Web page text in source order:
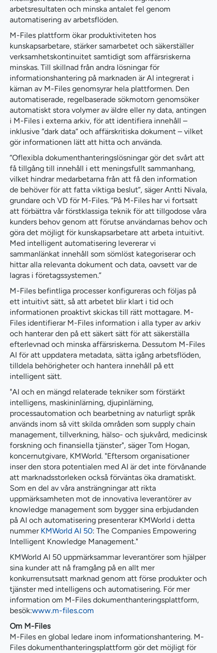
arbetsresultaten och minska antalet fel genom
automatisering av arbetsflöden.
M-Files plattform ökar produktiviteten hos
kunskapsarbetare, stärker samarbetet och säkerställer
verksamhetskontinuitet samtidigt som affärsriskerna
minskas. Till skillnad från andra lösningar för
informationshantering på marknaden är AI integrerat i
kärnan av M-Files genomsyrar hela plattformen. Den
automatiserade, regelbaserade sökmotorn genomsöker
automatiskt stora volymer av äldre eller ny data, antingen
i M-Files i externa arkiv, för att identifiera innehåll –
inklusive ”dark data” och affärskritiska dokument – vilket
gör informationen lätt att hitta och använda.
”Oflexibla dokumenthanteringslösningar gör det svårt att
få tillgång till innehåll i ett meningsfullt sammanhang,
vilket hindrar medarbetarna från att få den information
de behöver för att fatta viktiga beslut”, säger Antti Nivala,
grundare och VD för M-Files. ”På M-Files har vi fortsatt
att förbättra vår förstklassiga teknik för att tillgodose våra
kunders behov genom att förutse användarnas behov och
göra det möjligt för kunskapsarbetare att arbeta intuitivt.
Med intelligent automatisering levererar vi
sammanlänkat innehåll som sömlöst kategoriserar och
hittar alla relevanta dokument och data, oavsett var de
lagras i företagssystemen.”
M-Files befintliga processer konfigureras och följas på
ett intuitivt sätt, så att arbetet blir klart i tid och
informationen proaktivt skickas till rätt mottagare. M-
Files identifierar M-Files information i alla typer av arkiv
och hanterar den på ett säkert sätt för att säkerställa
efterlevnad och minska affärsriskerna. Dessutom M-Files
AI för att uppdatera metadata, sätta igång arbetsflöden,
tilldela behörigheter och hantera innehåll på ett
intelligent sätt.
"AI och en mängd relaterade tekniker som förstärkt
intelligens, maskininlärning, djupinlärning,
processautomation och bearbetning av naturligt språk
används inom så vitt skilda områden som supply chain
management, tillverkning, hälso- och sjukvård, medicinsk
forskning och finansiella tjänster", säger Tom Hogan,
koncernutgivare, KMWorld. "Eftersom organisationer
inser den stora potentialen med AI är det inte förvånande
att marknadsstorleken också förväntas öka dramatiskt.
Som en del av våra ansträngningar att rikta
uppmärksamheten mot de innovativa leverantörer av
knowledge management som bygger sina erbjudanden
på AI och automatisering presenterar KMWorld i detta
nummer KMWorld AI 50: The Companies Empowering
Intelligent Knowledge Management."
KMWorld AI 50 uppmärksammar leverantörer som hjälper
sina kunder att nå framgång på en allt mer
konkurrensutsatt marknad genom att förse produkter och
tjänster med intelligens och automatisering. För mer
information om M-Files dokumenthanteringsplattform,
besök:www.m-files.com
Om M-Files
M-Files en global ledare inom informationshantering. M-
Files dokumenthanteringsplattform gör det möjligt för